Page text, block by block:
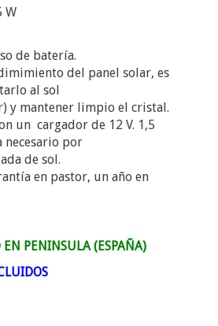
W
de batería.
del panel solar, es
al sol
y mantener limpio el cristal.
un cargador de 12 V. 1,5
por
de sol.
en pastor, un año en
EN PENINSULA (ESPAÑA)